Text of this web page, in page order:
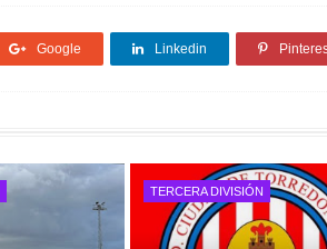
Google Linkedin
TERCERA DIVISIÓN